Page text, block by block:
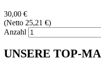
30,00 €
(Netto 25,21 €)
Anzahl
UNSERE TOP-